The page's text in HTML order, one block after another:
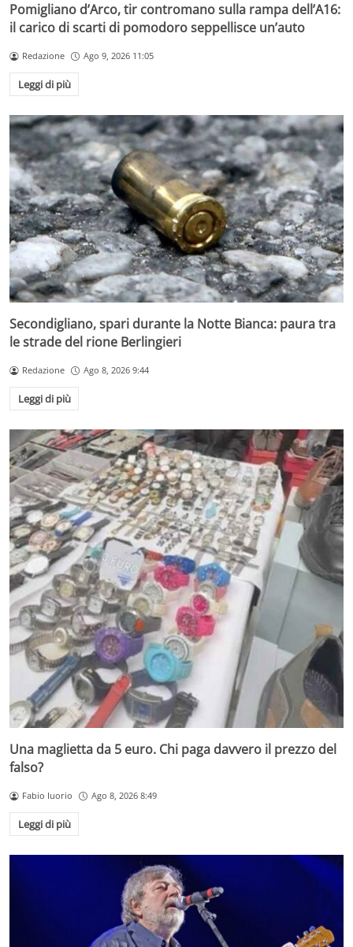
Pomigliano d’Arco, tir contromano sulla rampa dell’A16:
il carico di scarti di pomodoro seppellisce un’auto
Redazione Ago 9, 2026 11:05
Leggi di più
Secondigliano, spari durante la Notte Bianca: paura tra
le strade del rione Berlingieri
Redazione Ago 8, 2026 9:44
Leggi di più
Una maglietta da 5 euro. Chi paga davvero il prezzo del
falso?
Fabio Iuorio Ago 8, 2026 8:49
Leggi di più